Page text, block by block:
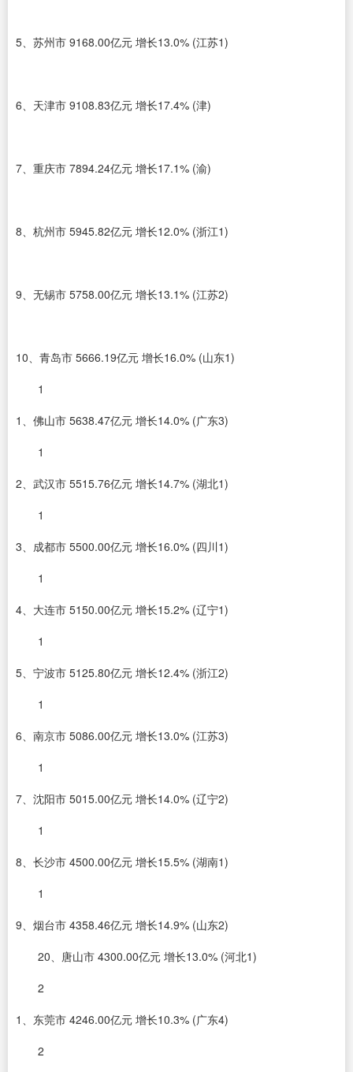
5、苏州市 9168.00亿元 增长13.0% (江苏1)
6、天津市 9108.83亿元 增长17.4% (津)
7、重庆市 7894.24亿元 增长17.1% (渝)
8、杭州市 5945.82亿元 增长12.0% (浙江1)
9、无锡市 5758.00亿元 增长13.1% (江苏2)
10、青岛市 5666.19亿元 增长16.0% (山东1)
1
1、佛山市 5638.47亿元 增长14.0% (广东3)
1
2、武汉市 5515.76亿元 增长14.7% (湖北1)
1
3、成都市 5500.00亿元 增长16.0% (四川1)
1
4、大连市 5150.00亿元 增长15.2% (辽宁1)
1
5、宁波市 5125.80亿元 增长12.4% (浙江2)
1
6、南京市 5086.00亿元 增长13.0% (江苏3)
1
7、沈阳市 5015.00亿元 增长14.0% (辽宁2)
1
8、长沙市 4500.00亿元 增长15.5% (湖南1)
1
9、烟台市 4358.46亿元 增长14.9% (山东2)
20、唐山市 4300.00亿元 增长13.0% (河北1)
2
1、东莞市 4246.00亿元 增长10.3% (广东4)
2